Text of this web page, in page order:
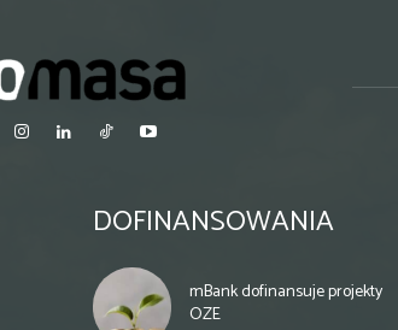
DOFINANSOWANIA
mBank dofinansuje projekty
OZE